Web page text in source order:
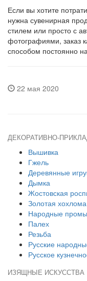
Если вы хотите
нужна сувенирная
стилем или просто с
фотографиями, заказ
способом постоянно
22 мая 2020
ДЕКОРАТИВНО-
Вышивка
Гжель
Деревянные
Дымка
Жостовская
Золотая хохлома
Народные
Палех
Резьба
Русские
Русское
ИЗЯЩНЫЕ ИСКУССТВА